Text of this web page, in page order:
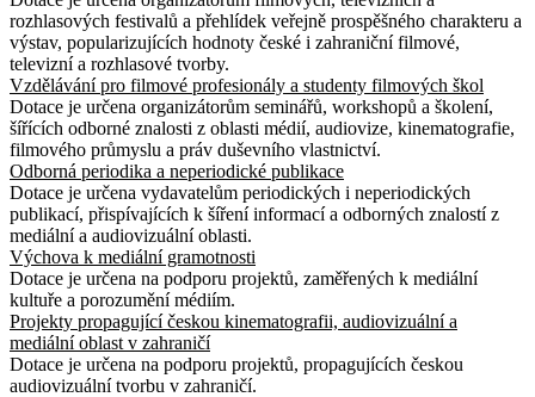
rozhlasových festivalů a přehlídek veřejně prospěšného charakteru a
výstav, popularizujících hodnoty české i zahraniční filmové,
televizní a rozhlasové tvorby.
Vzdělávání pro filmové profesionály a studenty filmových škol
Dotace je určena organizátorům seminářů, workshopů a školení,
šířících odborné znalosti z oblasti médií, audiovize, kinematografie,
filmového průmyslu a práv duševního vlastnictví.
Odborná periodika a neperiodické publikace
Dotace je určena vydavatelům periodických i neperiodických
publikací, přispívajících k šíření informací a odborných znalostí z
mediální a audiovizuální oblasti.
Výchova k mediální gramotnosti
Dotace je určena na podporu projektů, zaměřených k mediální
kultuře a porozumění médiím.
Projekty propagující českou kinematografii, audiovizuální a
mediální oblast v zahraničí
Dotace je určena na podporu projektů, propagujících českou
audiovizuální tvorbu v zahraničí.